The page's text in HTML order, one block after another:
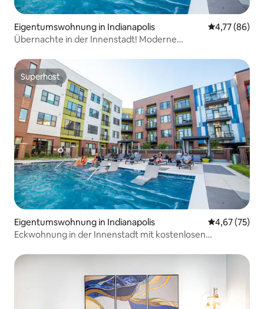
Eigentumswohnung in Indianapolis
4,77 (86)
Übernachte in der Innenstadt! Moderne
Superhost
Superhost
Eigentumswohnung in Indianapolis
4,67 (75)
Eckwohnung in der Innenstadt mit kostenlosen